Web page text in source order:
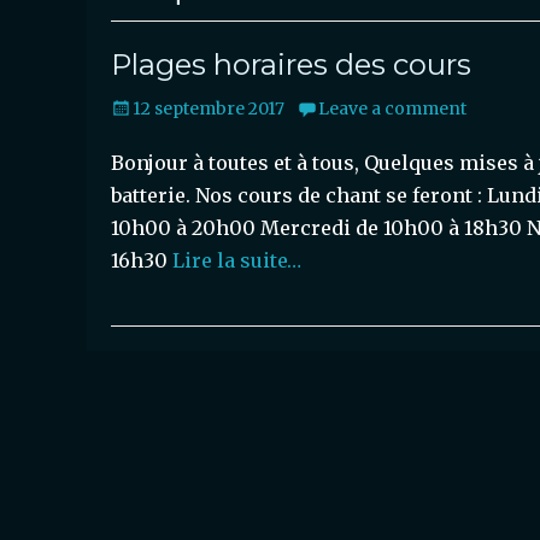
Plages horaires des cours
Posted
12 septembre 2017 Leave a comment
Bonjour à toutes et à tous, Quelques mises
batterie. Nos cours de chant se feront :
10h00 à 20h00 Mercredi de 10h00 à 18h30
16h30 Lire la suite…